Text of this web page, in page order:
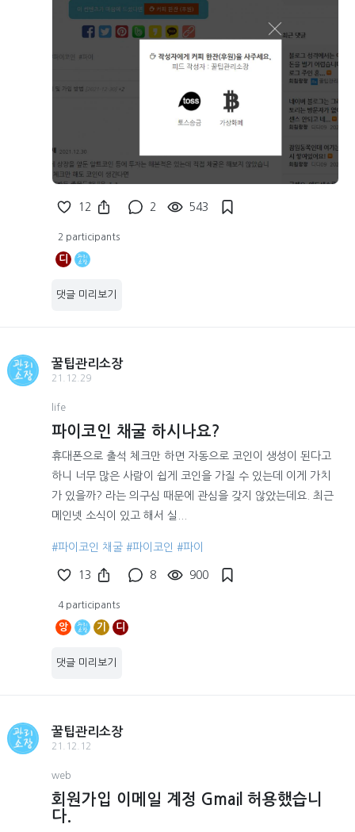
12 2 543
2 participants
디
댓글 미리보기
꿀팁관리소장
21.12.29
life
파이코인 채굴 하시나요?
휴대폰으로 출석 체크만 하면 자동으로 코인이 생성이 된다고
하니 너무 많은 사람이 쉽게 코인을 가질 수 있는데 이게 가치
가 있을까? 라는 의구심 때문에 관심을 갖지 않았는데요. 최근
메인넷 소식이 있고 해서 실...
#파이코인 채굴 #파이코인 #파이
13 8 900
4 participants
앙 기 디
댓글 미리보기
꿀팁관리소장
21.12.12
web
회원가입 이메일 계정 Gmail 허용했습니
다.